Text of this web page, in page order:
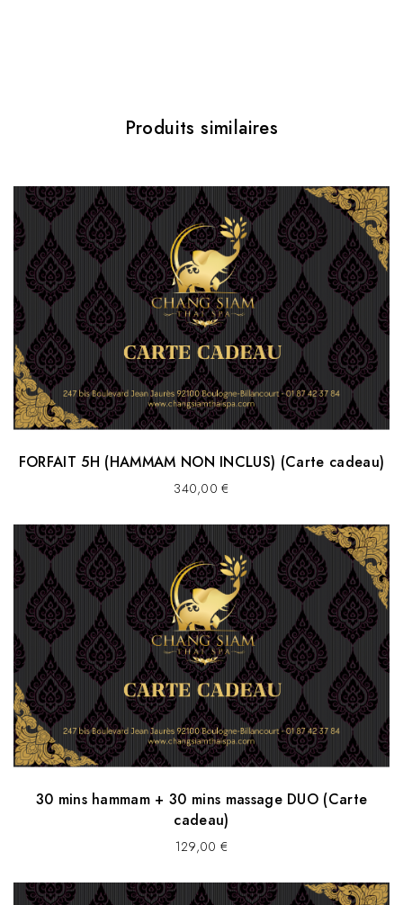
Produits similaires
FORFAIT 5H (HAMMAM NON INCLUS) (Carte cadeau)
340,00€
30 mins hammam + 30 mins massage DUO (Carte
cadeau)
129,00 €